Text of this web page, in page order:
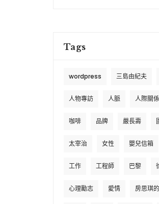
Tags
wordpress 三島由紀夫
人物專訪 人脈 人際關係
咖啡 品牌 嚴長壽
太宰治 女性 嬰兒信箱
工作 工程師 巴黎
心理勵志 愛情 房思琪